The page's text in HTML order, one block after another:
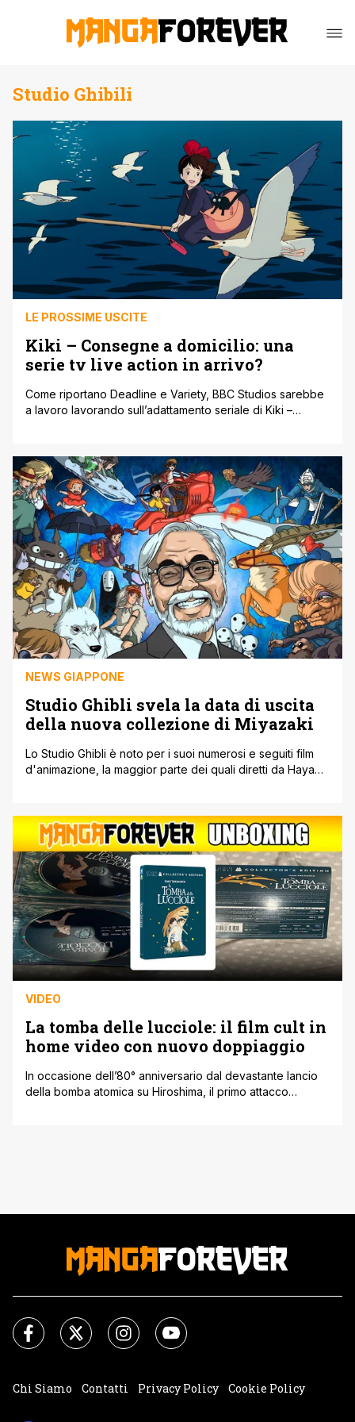
Studio Ghibili
LE PROSSIME USCITE
Kiki – Consegne a domicilio: una
serie tv live action in arrivo?
Come riportano Deadline e Variety, BBC Studios sarebbe
a lavoro lavorando sull’adattamento seriale di Kiki –
sotto nuova luce. Il progetto è una serie live action per la
tv generalista di servizio pubblico inglese in 10 puntate [']
NEWS GIAPPONE
Studio Ghibli svela la data di uscita
della nuova collezione di Miyazaki
Lo Studio Ghibli è noto per i suoi numerosi e seguiti film
d'animazione, la maggior parte dei quali diretti da Hayao
giapponese, apprezzato per aver portato i suoi film a un
pubblico globale. Non parliamo solo [']
VIDEO
La tomba delle lucciole: il film cult in
home video con nuovo doppiaggio
In occasione dell’80° anniversario dal devastante lancio
della bomba atomica su Hiroshima, il primo attacco
Chi Siamo Contatti Privacy Policy
Cookie Policy